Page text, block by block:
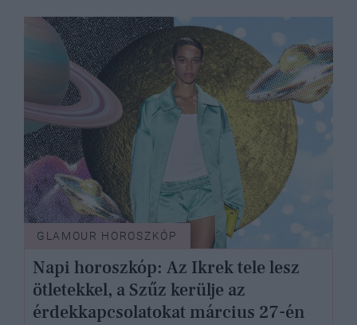
GLAMOUR HOROSZKÓP
Napi horoszkóp: Az Ikrek tele lesz
ötletekkel, a Szűz kerülje az
érdekkapcsolatokat március 27-én